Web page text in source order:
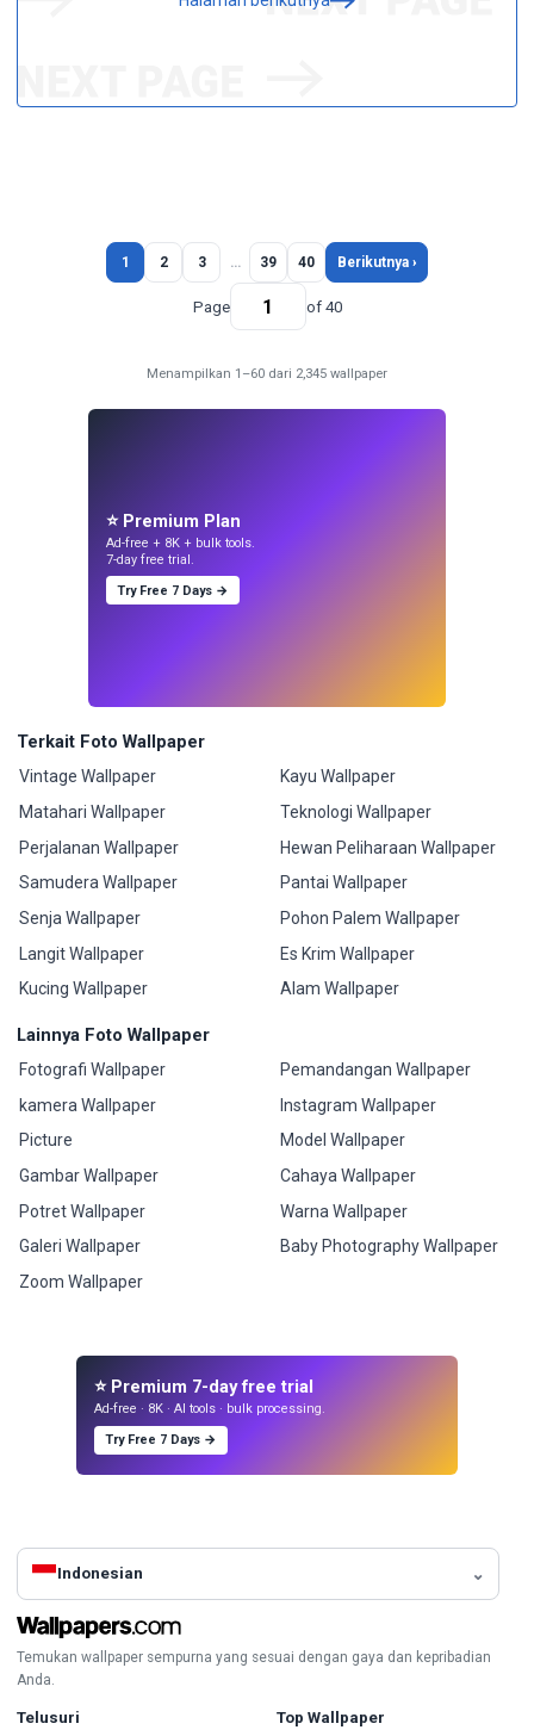
1 2 3 … 39 40 Berikutnya ›
Page of 40
Menampilkan 1–60 dari 2,345 wallpaper
⭐ Premium Plan
Ad-free + 8K + bulk tools.
7-day free trial.
Try Free 7 Days →
Terkait Foto Wallpaper
Vintage Wallpaper
Matahari Wallpaper
Perjalanan Wallpaper
Samudera Wallpaper
Senja Wallpaper
Langit Wallpaper
Kucing Wallpaper
Kayu Wallpaper
Teknologi Wallpaper
Hewan Peliharaan Wallpaper
Pantai Wallpaper
Pohon Palem Wallpaper
Es Krim Wallpaper
Alam Wallpaper
Lainnya Foto Wallpaper
Fotografi Wallpaper
kamera Wallpaper
Picture
Gambar Wallpaper
Potret Wallpaper
Galeri Wallpaper
Zoom Wallpaper
Pemandangan Wallpaper
Instagram Wallpaper
Model Wallpaper
Cahaya Wallpaper
Warna Wallpaper
Baby Photography Wallpaper
⭐ Premium 7-day free trial
Ad-free · 8K · AI tools · bulk processing.
Try Free 7 Days →
Indonesian
Temukan wallpaper sempurna yang sesuai dengan gaya dan kepribadian
Anda.
Telusuri
Top Wallpaper